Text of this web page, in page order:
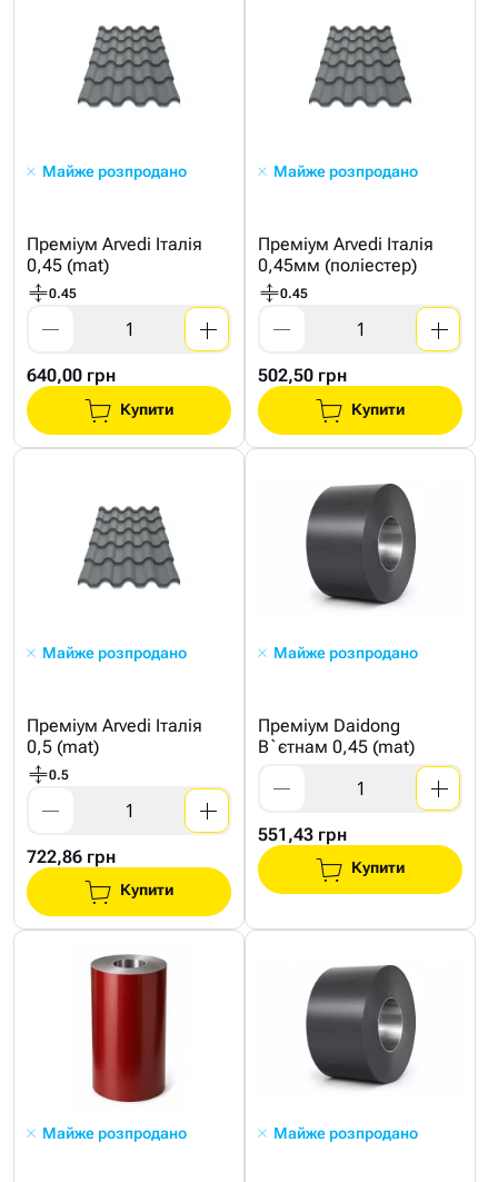
Майже розпродано
Преміум Arvedi Італія
0,45 (mat)
0.45
640,00 грн
Купити
Майже розпродано
Преміум Arvedi Італія
0,45мм (поліестер)
0.45
502,50 грн
Купити
Майже розпродано
Преміум Arvedi Італія
0,5 (mat)
0.5
722,86 грн
Купити
Майже розпродано
Преміум Daidong
В`єтнам 0,45 (mat)
551,43 грн
Купити
Майже розпродано Майже розпродано